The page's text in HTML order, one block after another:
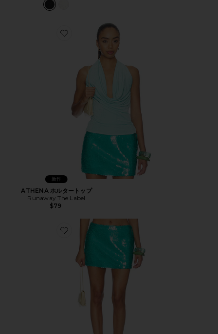
Favorite ATHENA ホルタートップ
新作
ATHENA ホルタートップ
Runaway The Label
$79
Favorite ATHENA ミニスカート